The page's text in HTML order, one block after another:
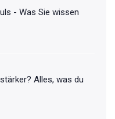
- Was Sie wissen
Alles, was du